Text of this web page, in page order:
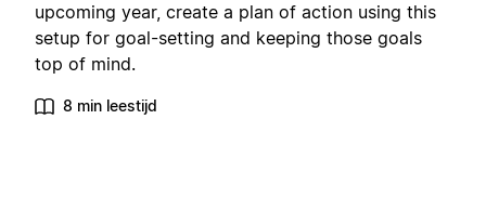
upcoming year, create a plan of action using this
setup for goal-setting and keeping those goals
top of mind.
8 min leestijd